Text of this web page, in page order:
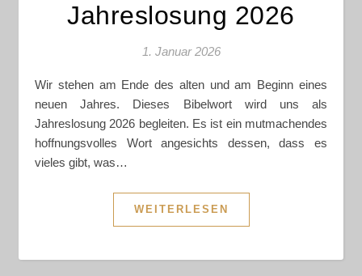
Jahreslosung 2026
1. Januar 2026
Wir stehen am Ende des alten und am Beginn eines
neuen Jahres. Dieses Bibelwort wird uns als
Jahreslosung 2026 begleiten. Es ist ein mutmachendes
hoffnungsvolles Wort angesichts dessen, dass es
vieles gibt, was…
WEITERLESEN